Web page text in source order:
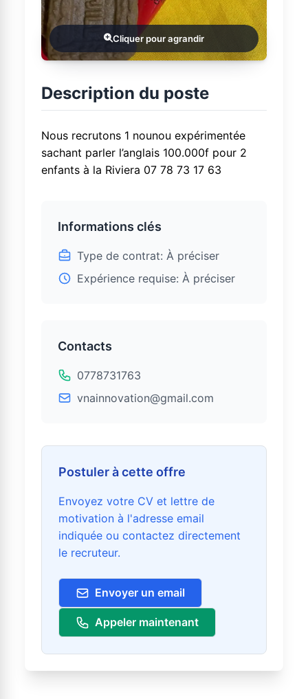
Cliquer pour agrandir
Description du poste
Nous recrutons 1 nounou expérimentée
sachant parler l’anglais 100.000f pour 2
enfants à la Riviera 07 78 73 17 63
Informations clés
Type de contrat: À préciser
Expérience requise: À préciser
Contacts
0778731763
vnainnovation@gmail.com
Postuler à cette offre
Envoyez votre CV et lettre de
motivation à l'adresse email
indiquée ou contactez directement
le recruteur.
Envoyer un email
Appeler maintenant